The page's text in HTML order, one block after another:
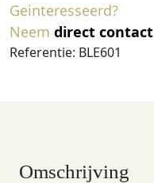
Geinteresseerd?
Neem direct contact
Referentie: BLE601
Omschrijving